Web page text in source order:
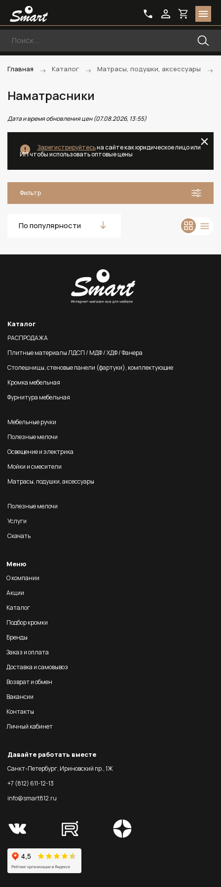
Главная Каталог Матрасы, подушки, аксессуары
Наматрасники
Дата и время обновления цен (07.08.2026, 13:55)
Зарегистрируйтесьна сайте как юридическое лицо или
ИП чтобы использовать оптовые цены
Фильтр
По популярности
Каталог
РАСПРОДАЖА
Плитные материалы ЛДСП / МДФ / ХДФ / Фанера
Столешницы, стеновые панели (фартуки), комплектующие
Кромка мебельная
Фурнитура мебельная
Мебельные ручки
Полезные мелочи
Освещение и электрика
Мойки и смесители
Матрасы, подушки, аксессуары
Полезные мелочи
Услуги
Скачать
Меню
О компании
Акции
Каталог
Подбор кромки
Бренды
Заказ и оплата
Доставка и самовывоз
Возврат и обмен
Вакансии
Контакты
Личный кабинет
Давайте работать вместе
Санкт-Петербург, Ириновский пр., 1Ж
+7 (812) 611-12-13
info@smart812.ru